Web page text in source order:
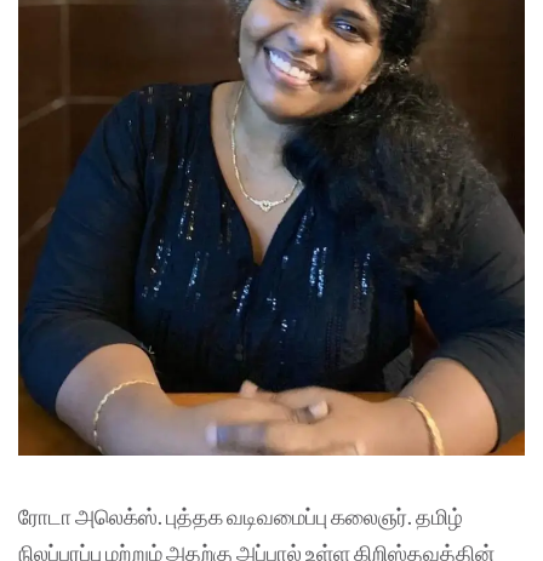
ரோடா அலெக்ஸ். புத்தக வடிவமைப்பு கலைஞர். தமிழ்
நிலப்பரப்பு மற்றும் அதற்கு அப்பால் உள்ள கிறிஸ்தவத்தின்